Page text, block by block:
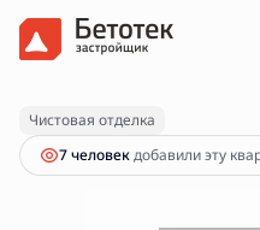
2-комнатная68.98 м
Чистовая отделка
7 человекдобавили эту